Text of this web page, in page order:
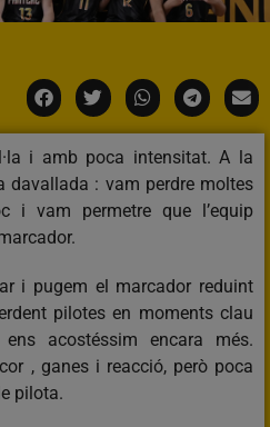
i amb poca intensitat. A la
davallada : vam perdre moltes
i vam permetre que l’equip
i pugem el marcador reduint
pilotes en moments clau
acostéssim encara més.
, ganes i reacció, però poca
pilota.